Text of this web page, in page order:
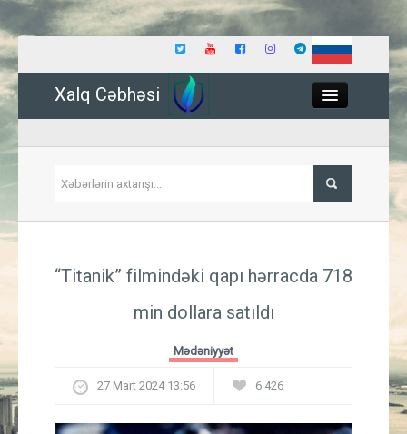
Xalq Cəbhəsi
İqtisadiyyat
Güney Azərbaycan
“Titanik” filmindəki qapı hərracda 718
min dollara satıldı
Mədəniyyət
27 Mart 2024 13:56 6 426